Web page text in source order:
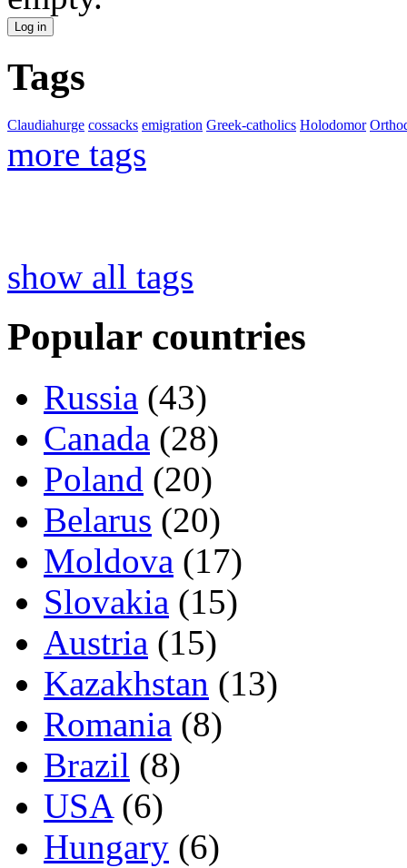
Tags
Claudiahurge cossacks emigration Greek-catholics Holodomor
more tags
show all tags
Popular countries
Russia (43)
Canada (28)
Poland (20)
Belarus (20)
Moldova (17)
Slovakia (15)
Austria (15)
Kazakhstan (13)
Romania (8)
Brazil (8)
USA(6)
Hungary (6)